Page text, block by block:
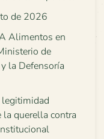
de 2026
Alimentos en
de
la Defensoría
querella contra